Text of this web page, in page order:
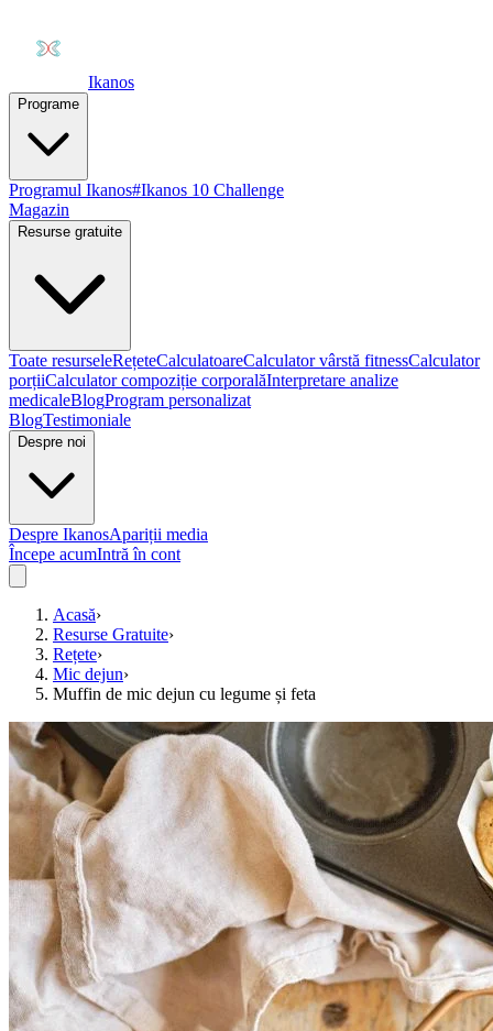
Ikanos
Programe
Programul Ikanos#Ikanos 10 Challenge
Magazin
Resurse gratuite
Toate resurseleRețeteCalculatoareCalculator vârstă fitnessCalculator
porțiiCalculator compoziție corporalăInterpretare analize
medicaleBlogProgram personalizat
BlogTestimoniale
Despre noi
Despre IkanosApariții media
Începe acumIntră în cont
Acasă›
Resurse Gratuite›
Rețete›
Mic dejun›
Muffin de mic dejun cu legume și feta